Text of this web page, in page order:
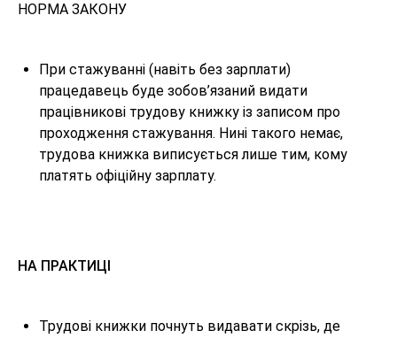
НОРМА ЗАКОНУ
При стажуванні (навіть без зарплати)
працедавець буде зобов’язаний видати
працівникові трудову книжку із записом про
проходження стажування. Нині такого немає,
трудова книжка виписується лише тим, кому
платять офіційну зарплату.
НА ПРАКТИЦІ
Трудові книжки почнуть видавати скрізь, де